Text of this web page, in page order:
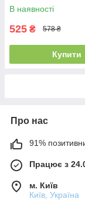
В наявності
525 ₴ 578 ₴
Купити
Про нас
91%
Працює з
м. Київ
Київ, Україна